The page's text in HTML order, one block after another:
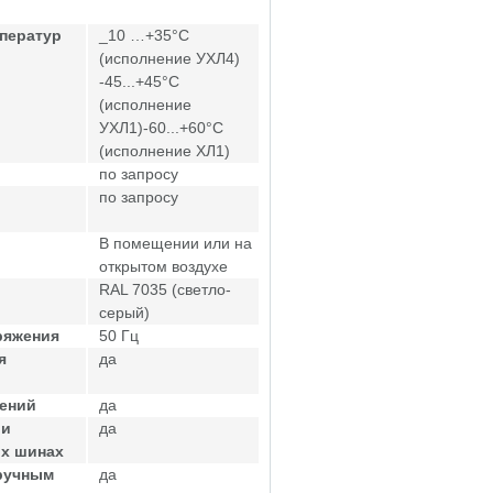
_10 …+35°С
(исполнение УХЛ4)
-45...+45°С
(исполнение
УХЛ1)-60...+60°С
(исполнение ХЛ1)
по запросу
по запросу
В помещении или на
открытом воздухе
RAL 7035 (светло-
серый)
50 Гц
да
да
шинах
да
да